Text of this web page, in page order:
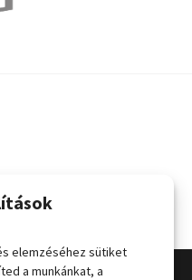
elemzéséhez sütiket
a munkánkat, a